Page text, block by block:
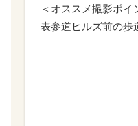
＜オススメ撮影ポイ
表参道ヒルズ前の歩